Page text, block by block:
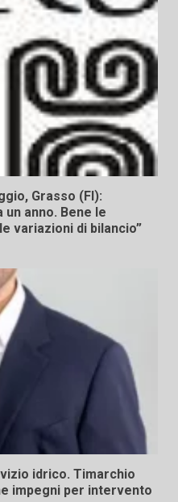
Grasso (FI):
anno. Bene le
variazioni di bilancio”
idrico. Timarchio
impegni per intervento